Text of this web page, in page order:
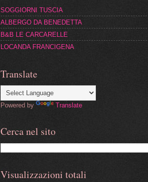
SOGGIORNI TUSCIA
ALBERGO DA BENEDETTA
B&B LE CARCARELLE
LOCANDA FRANCIGENA
Translate
Powered by Translate
Cerca nel sito
Visualizzazioni totali